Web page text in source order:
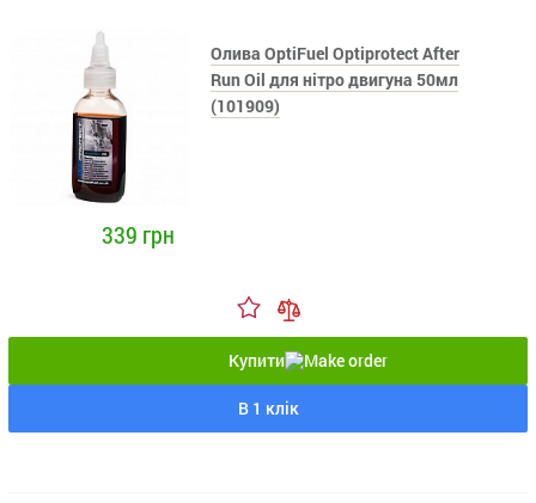
Олива OptiFuel Optiprotect After
Run Oil для нітро двигуна 50мл
(101909)
339 грн
Купити
В 1 клік